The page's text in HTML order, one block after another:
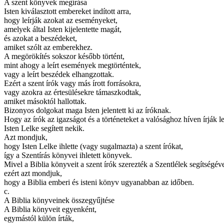
A szent könyvek megírása
Isten kiválasztott embereket indított arra,
hogy leírják azokat az eseményeket,
amelyek által Isten kijelentette magát,
és azokat a beszédeket,
amiket szólt az emberekhez.
A megörökítés sokszor később történt,
mint ahogy a leírt események megtörténtek,
vagy a leírt beszédek elhangzottak.
Ezért a szent írók vagy más írott forrásokra,
vagy azokra az értesülésekre támaszkodtak,
amiket másoktól hallottak.
Bizonyos dolgokat maga Isten jelentett ki az íróknak.
Hogy az írók az igazságot és a történeteket a valósághoz híven írják
Isten Lelke segített nekik.
Azt mondjuk,
hogy Isten Lelke ihlette (vagy sugalmazta) a szent írókat,
így a Szentírás könyvei ihletett könyvek.
Mivel a Biblia könyveit a szent írók szerezték a Szentlélek
ezért azt mondjuk,
hogy a Biblia emberi és isteni könyv ugyanabban az időben.
c.
A Biblia könyveinek összegyűjtése
A Biblia könyveit egyenként,
egymástól külön írták,